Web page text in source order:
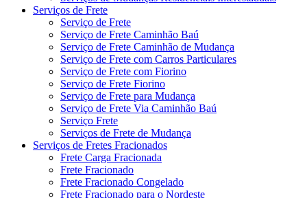
Serviços de Frete
Serviço de Frete
Serviço de Frete Caminhão Baú
Serviço de Frete Caminhão de Mudança
Serviço de Frete com Carros Particulares
Serviço de Frete com Fiorino
Serviço de Frete Fiorino
Serviço de Frete para Mudança
Serviço de Frete Via Caminhão Baú
Serviço Frete
Serviços de Frete de Mudança
Serviços de Fretes Fracionados
Frete Carga Fracionada
Frete Fracionado
Frete Fracionado Congelado
Frete Fracionado para o Nordeste